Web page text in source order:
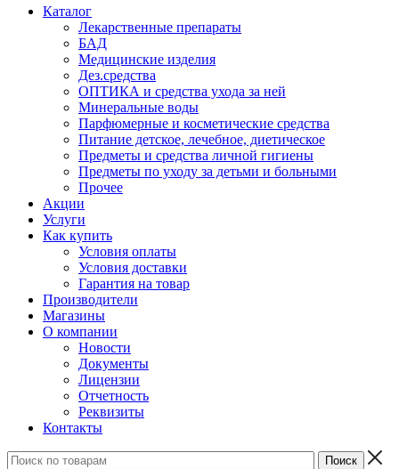
Каталог
Лекарственные препараты
БАД
Медицинские изделия
Дез.средства
ОПТИКА и средства ухода за ней
Минеральные воды
Парфюмерные и косметические средства
Питание детское, лечебное, диетическое
Предметы и средства личной гигиены
Предметы по уходу за детьми и больными
Прочее
Акции
Услуги
Как купить
Условия оплаты
Условия доставки
Гарантия на товар
Производители
Магазины
О компании
Новости
Документы
Лицензии
Отчетность
Реквизиты
Контакты